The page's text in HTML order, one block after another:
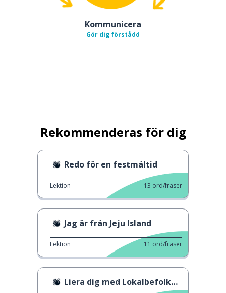
Kommunicera
Gör dig förstådd
Rekommenderas för dig
Redo för en festmåltid
Lektion 13 ord/fraser
Jag är från Jeju Island
Lektion 11 ord/fraser
Liera dig med Lokalbefolkningen